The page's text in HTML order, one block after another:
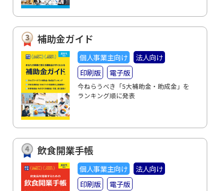
補助金ガイド
個人事業主向け
法人向け
印刷版
電子版
今ねらうべき「5大補助金・助成金」を
ランキング順に発表
飲食開業手帳
個人事業主向け
法人向け
印刷版
電子版